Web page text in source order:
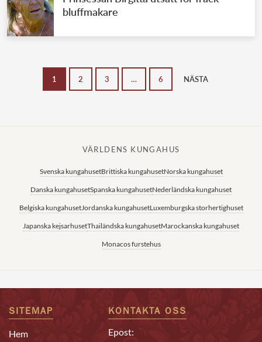
bluffmakare
1 2 3 … 6 NÄSTA
VÄRLDENS KUNGAHUS
Svenska kungahusetBrittiska kungahusetNorska kungahuset
Danska kungahusetSpanska kungahusetNederländska kungahuset
Belgiska kungahusetJordanska kungahusetLuxemburgska storhertighuset
Japanska kejsarhusetThailändska kungahusetMarockanska kungahuset
Monacos furstehus
SITEMAP
Hem
KONTAKTA OSS
Epost: